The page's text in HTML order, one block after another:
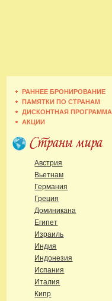
РАННЕЕ БРОНИРОВАНИЕ
ПАМЯТКИ ПО СТРАНАМ
ДИСКОНТНАЯ ПРОГРАММА
АКЦИИ
Австрия
Вьетнам
Германия
Греция
Доминикана
Египет
Израиль
Индия
Индонезия
Испания
Италия
Кипр